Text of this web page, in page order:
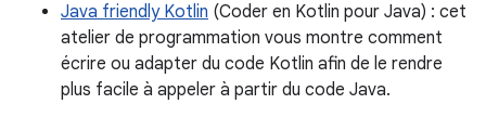
Java friendly Kotlin (Coder en Kotlin pour Java) : cet
atelier de programmation vous montre comment
écrire ou adapter du code Kotlin afin de le rendre
plus facile à appeler à partir du code Java.